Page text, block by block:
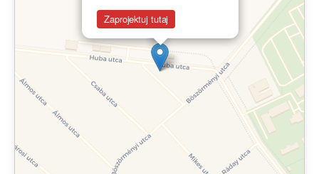
Zaprojektuj tutaj